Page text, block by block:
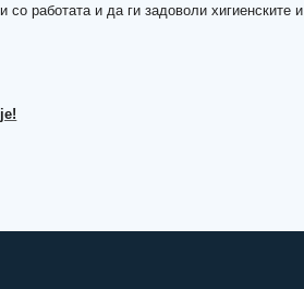
работата и да ги задоволи хигиенските и